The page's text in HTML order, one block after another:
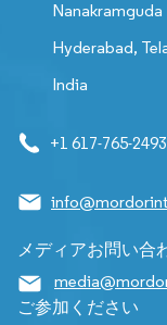
Hyderabad,
India
+1 617-765-2493
メディアお問い合
ご参加ください